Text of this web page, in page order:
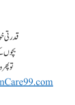
قدرتی
بچوں
تو